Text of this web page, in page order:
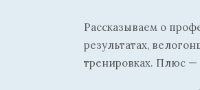
Рассказываем о
результатах,
тренировках. Плюс —